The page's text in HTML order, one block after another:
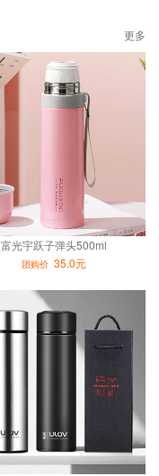
更多
富光宇跃子弹头500ml
团购价35.0元